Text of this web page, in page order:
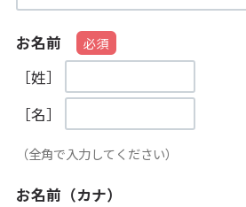
お名前
［姓］
［名］
（全角で入力してください）
お名前（カナ）